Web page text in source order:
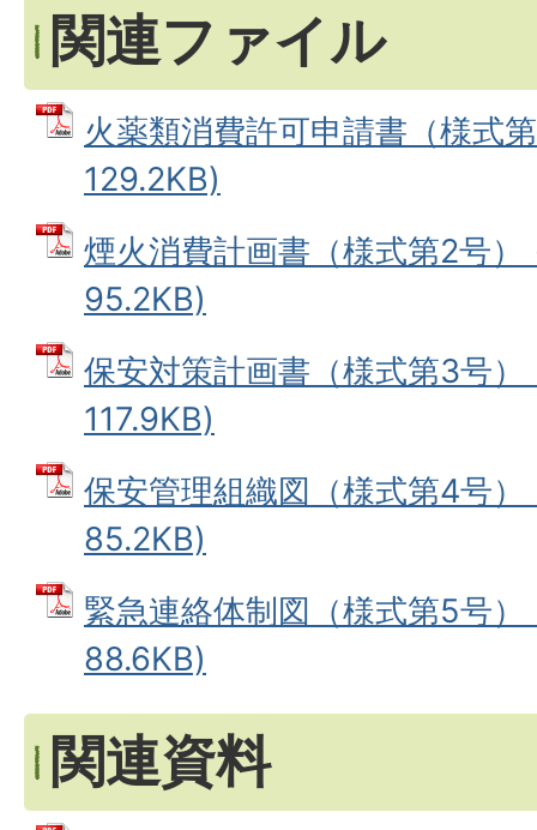
関連ファイル
火薬類消費許可申請書（様式
129.2KB)
煙火消費計画書（様式第2号
95.2KB)
保安対策計画書（様式第3号
117.9KB)
保安管理組織図（様式第4号
85.2KB)
緊急連絡体制図（様式第5号
88.6KB)
関連資料